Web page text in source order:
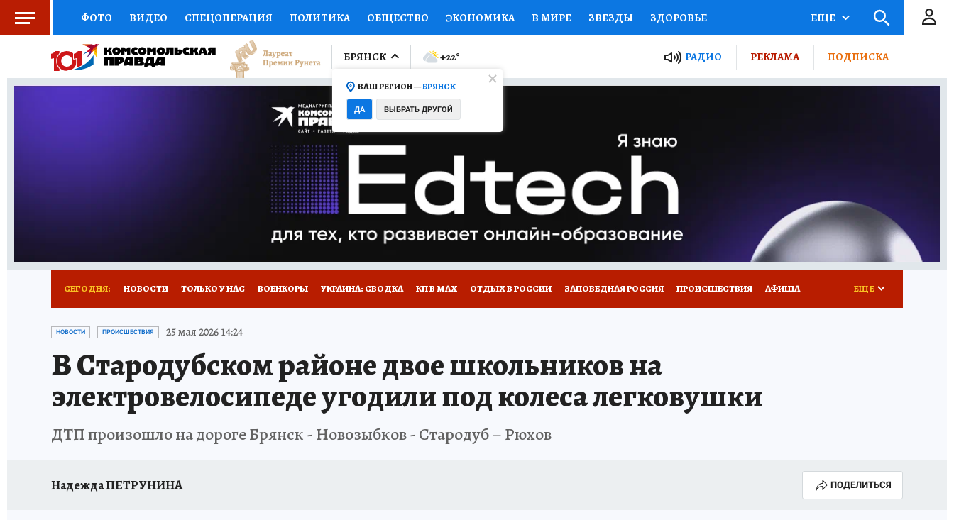
ФОТО ВИДЕО СПЕЦОПЕРАЦИЯ ПОЛИТИКА ОБЩЕСТВО ЭКОНОМИКА В МИРЕ ЗВЕЗДЫ ЗДОРОВЬЕ
СОЦПОДДЕРЖКА НАУКА СПОРТ КОЛУМНИСТЫ ПРОИСШЕСТВИЯ НАЦИОНАЛЬНЫЕ ПРОЕКТЫ РОССИИ
ВЫБОР ЭКСПЕРТОВ ДОКТОР ФИНАНСЫ ОТКРЫВАЕМ МИР Я ЗНАЮ СЕМЬЯ ЖЕНСКИЕ СЕКРЕТЫ ПУТЕВОДИТЕЛЬ
ПРОГНОЗЫ НА СПОРТ ПРОМОКОДЫ СЕРИАЛЫ
ТЕЛЕВИЗОР КОЛЛЕКЦИИ КОНКУРСЫ ГИД ПОТРЕБИТЕЛЯ
НОВОЕ НА САЙТЕ
ЕЩЕ
БРЯНСК
ВАШ РЕГИОН —БРЯНСК
ДА ВЫБРАТЬ ДРУГОЙ
+22° РАДИО РЕКЛАМА ПОДПИСКА
СЕГОДНЯ: НОВОСТИ ТОЛЬКО У НАС ВОЕНКОРЫ УКРАИНА: СВОДКА КП В МАХ ОТДЫХ В РОССИИ ЗАПОВЕДНАЯ РОССИЯ ПРОИСШЕСТВИЯ АФИША
ИСПЫТАНО НА СЕБЕ
ЕЩЕ
НОВОСТИ ПРОИСШЕСТВИЯ 25 мая 2026 14:24
В Стародубском районе двое школьников на
электровелосипеде угодили под колеса легковушки
ДТП произошло на дороге Брянск - Новозыбков - Стародуб – Рюхов
Надежда ПЕТРУНИНА ПОДЕЛИТЬСЯ